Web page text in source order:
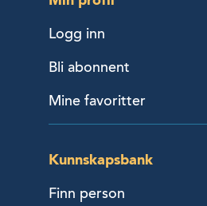
Logg inn
Bli abonnent
Mine favoritter
Kunnskapsbank
Finn person